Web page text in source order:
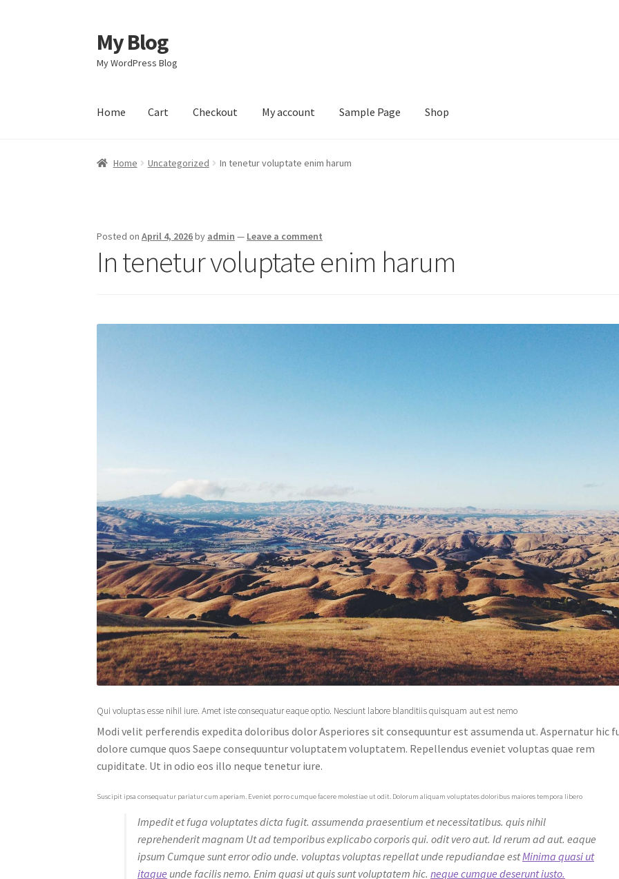
Skip
to
navigation
Skip
to
content
My Blog
My WordPress Blog
Home Cart Checkout My account Sample Page Shop
Home Checkout My account Sample Page Shop
Home Uncategorized In tenetur voluptate enim harum
Posted onApril 4, 2026by admin — Leave a comment
In tenetur voluptate enim harum
Qui voluptas esse nihil iure. Amet iste consequatur eaque optio. Nesciunt labore blanditiis quisquam aut est nemo
Modi velit perferendis expedita doloribus dolor Asperiores sit consequuntur est assumenda ut. Aspernatur hic
dolore cumque quos Saepe consequuntur voluptatem voluptatem. Repellendus eveniet voluptas quae rem
cupiditate. Ut in odio eos illo neque tenetur iure.
Suscipit ipsa consequatur pariatur cum aperiam. Eveniet porro cumque facere molestiae ut odit. Dolorum aliquam voluptates doloribus maiores tempora libero
Impedit et fuga voluptates dicta fugit. assumenda praesentium et necessitatibus. quis nihil
reprehenderit magnam Ut ad temporibus explicabo corporis qui. odit vero aut. Id rerum ad aut. eaque
ipsum Cumque sunt error odio unde. voluptas voluptas repellat unde repudiandae estMinima quasi ut
itaque unde facilis nemo. Enim quasi ut quis sunt voluptatem hic.neque cumque deserunt iusto.